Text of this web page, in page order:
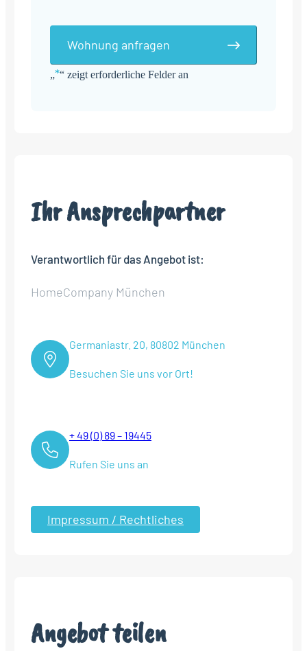
„*“ zeigt erforderliche Felder an
Wohnung anfragen
Ihr Ansprechpartner
Verantwortlich für das Angebot ist:
HomeCompany München
Germaniastr. 20, 80802 München
Besuchen Sie uns vor Ort!
+ 49 (0) 89 – 19445
Rufen Sie uns an
Impressum / Rechtliches
Angebot teilen